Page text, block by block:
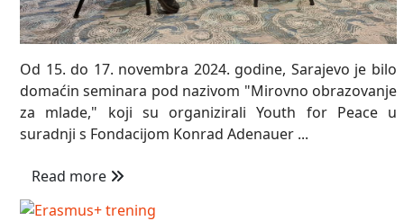
Od 15. do 17. novembra 2024. godine, Sarajevo je bilo
domaćin seminara pod nazivom "Mirovno obrazovanje
za mlade," koji su organizirali Youth for Peace u
suradnji s Fondacijom Konrad Adenauer ...
Read more